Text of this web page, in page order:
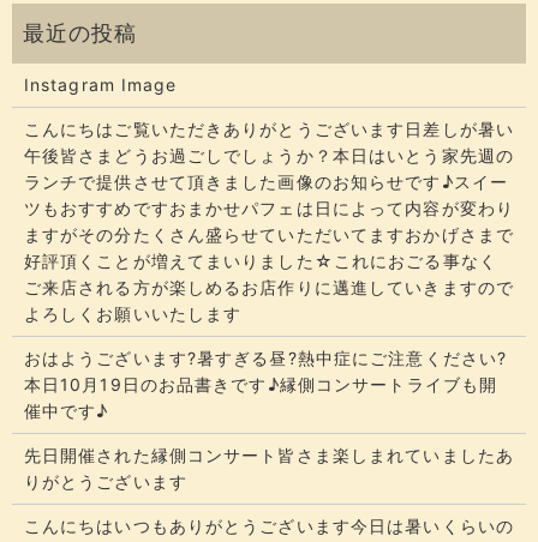
Instagram Image
こんにちはご覧いただきありがとうございます​​​日差しが暑い
午後皆さまどうお過ごしでしょうか？​​​本日はいとう家先週の
ランチで提供させて頂きました画像のお知らせです♪スイー
ツもおすすめですおまかせパフェは日によって内容が変わり
ますがその分たくさん盛らせていただいてます​​​おかげさまで
好評頂くことが増えてまいりました☆​​これにおごる事なく
ご来店される方が楽しめるお店作りに邁進していきますので
よろしくお願いいたします
おはようございます?暑すぎる昼?熱中症にご注意ください?
本日10月19日のお品書きです♪縁側コンサートライブも開
催中です♪
先日開催された縁側コンサート皆さま楽しまれていましたあ
りがとうございます
こんにちはいつもありがとうございます今日は暑いくらいの